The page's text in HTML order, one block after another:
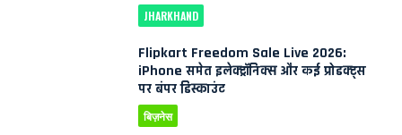
JHARKHAND
Flipkart Freedom Sale Live 2026:
iPhone समेत इलेक्ट्रॉनिक्स और कई प्रोडक्ट्स
पर बंपर डिस्काउंट
बिज़नेस